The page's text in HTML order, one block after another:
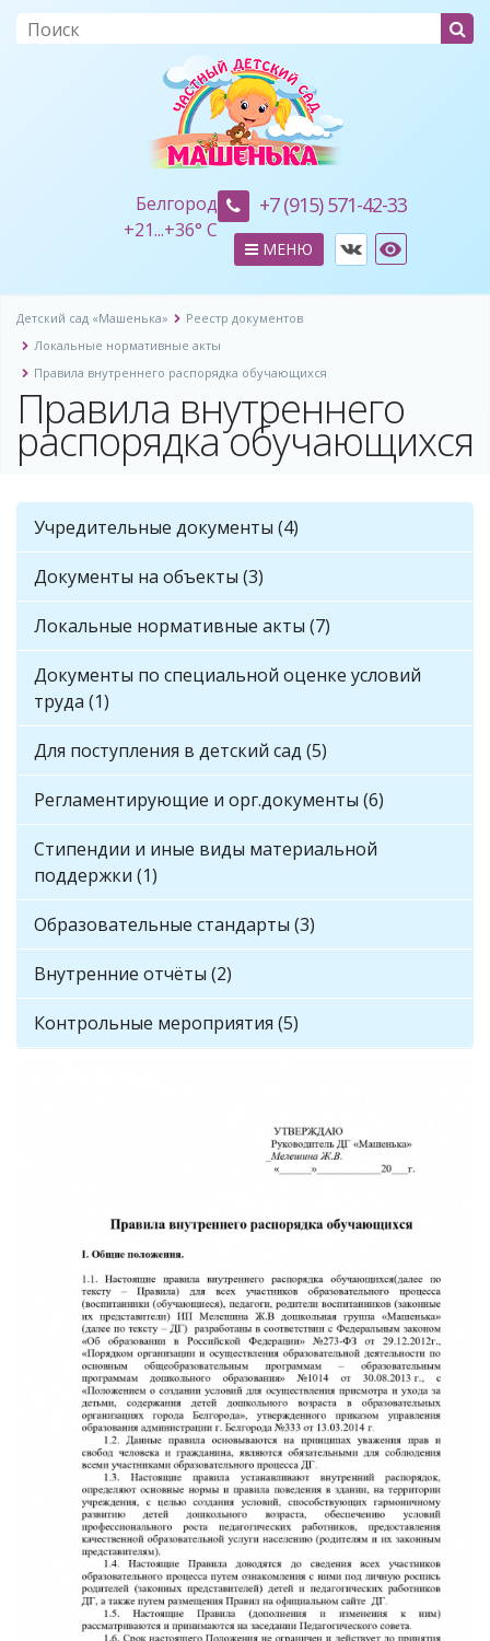
Белгород
+21...+36° C
+7 (915) 571-42-33
МЕНЮ
Детский сад «Машенька»
Реестр документов
Локальные нормативные акты
Правила внутреннего распорядка обучающихся
Правила внутреннего
распорядка обучающихся
Учредительные документы (4)
Документы на объекты (3)
Локальные нормативные акты (7)
Документы по специальной оценке условий
труда (1)
Для поступления в детский сад (5)
Регламентирующие и орг.документы (6)
Стипендии и иные виды материальной
поддержки (1)
Образовательные стандарты (3)
Внутренние отчёты (2)
Контрольные мероприятия (5)